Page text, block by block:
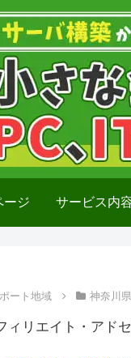
ージ サービス内
ート地域 神奈川県
ィリエイト・アド